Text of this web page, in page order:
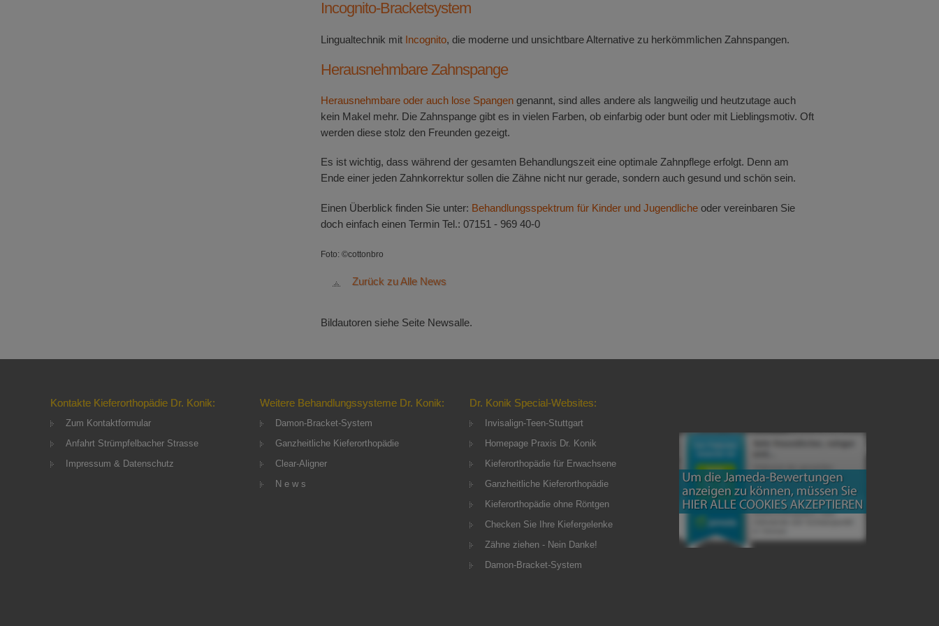
Incognito-Bracketsystem
Lingualtechnik mit Incognito, die moderne und unsichtbare Alternative zu herkömmlichen Zahnspangen.
Herausnehmbare Zahnspange
Herausnehmbare oder auch lose Spangen genannt, sind alles andere als langweilig und heutzutage auch
kein Makel mehr. Die Zahnspange gibt es in vielen Farben, ob einfarbig oder bunt oder mit Lieblingsmotiv. Oft
werden diese stolz den Freunden gezeigt.
Es ist wichtig, dass während der gesamten Behandlungszeit eine optimale Zahnpflege erfolgt. Denn am
Ende einer jeden Zahnkorrektur sollen die Zähne nicht nur gerade, sondern auch gesund und schön sein.
Einen Überblick finden Sie unter: Behandlungsspektrum für Kinder und Jugendliche oder vereinbaren Sie
doch einfach einen Termin Tel.: 07151 - 969 40-0
Foto: ©cottonbro
Zurück zu Alle News
Bildautoren siehe Seite Newsalle.
Kontakte Kieferorthopädie Dr. Konik:
Zum Kontaktformular
Anfahrt Strümpfelbacher Strasse
Impressum & Datenschutz
Weitere Behandlungssysteme Dr. Konik:
Damon-Bracket-System
Ganzheitliche Kieferorthopädie
Clear-Aligner
N e w s
Dr. Konik Special-Websites:
Invisalign-Teen-Stuttgart
Homepage Praxis Dr. Konik
Kieferorthopädie für Erwachsene
Ganzheitliche Kieferorthopädie
Kieferorthopädie ohne Röntgen
Checken Sie Ihre Kiefergelenke
Zähne ziehen - Nein Danke!
Damon-Bracket-System